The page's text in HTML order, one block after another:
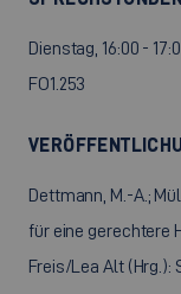
Dienstag, 16:00 -
FO1.253
Dettmann, M.-A.;
für eine gerechtere
Freis/Lea Alt (Hrg.):